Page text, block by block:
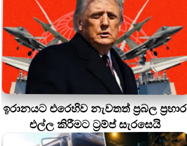
ඉරානයට එරෙහිව නැවතත් ප්‍රබල ප්‍රහාර
එල්ල කිරීමට ට්‍රම්ප් සැරසෙයි